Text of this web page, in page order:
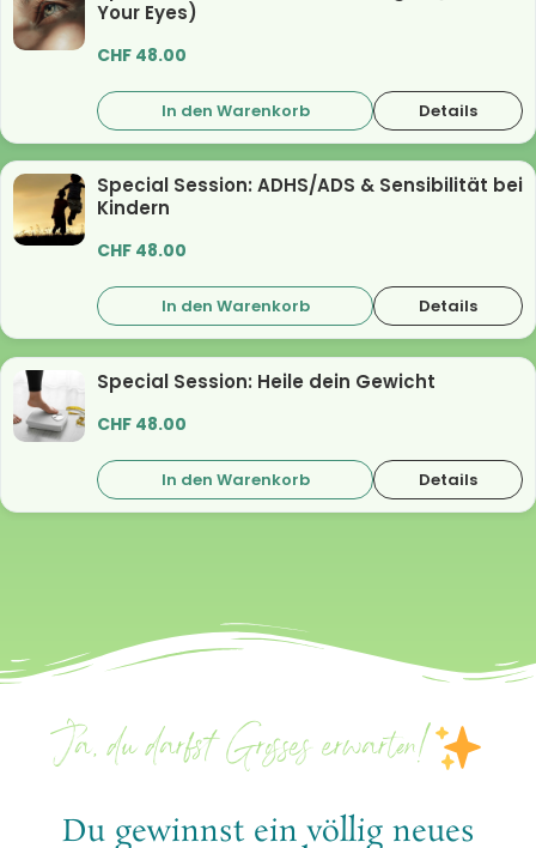
Your Eyes)
CHF 48.00
In den Warenkorb Details
Special Session: ADHS/ADS & Sensibilität bei
Kindern
CHF 48.00
In den Warenkorb Details
Special Session: Heile dein Gewicht
CHF 48.00
In den Warenkorb Details
Ja, du darfst Grosses erwarten!
Du gewinnst ein völlig neues